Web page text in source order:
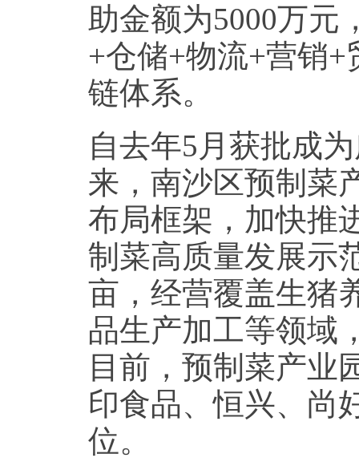
助金额为5000万元
+仓储+物流+营销
链体系。
自去年5月获批成
来，南沙区预制菜
布局框架，加快推
制菜高质量发展示
亩，经营覆盖生猪
品生产加工等领域
目前，预制菜产业
印食品、恒兴、尚
位。